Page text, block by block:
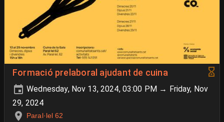
Formació prelaboral ajudant de cuina
Wednesday, Nov 13, 2024, 03:00 PM → Friday, Nov
29, 2024
Paral·lel 62